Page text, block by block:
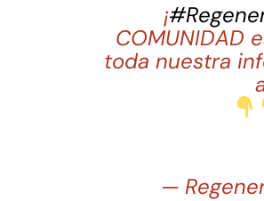
¡
COMUNIDAD
toda nuestra
—